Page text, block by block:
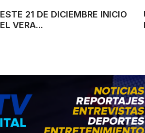
ESTE 21 DE DICIEMBRE INICIO
EL VERA...